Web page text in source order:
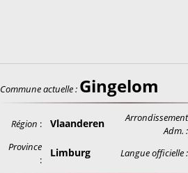
Commune actuelle : Gingelom
Région : Vlaanderen
Arrondissement
Adm. :
Province
:
Limburg Langue officielle :